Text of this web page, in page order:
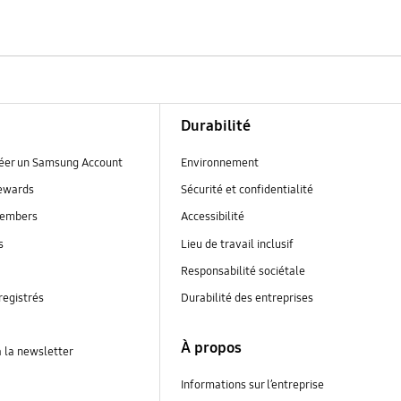
un Samsung Account
la newsletter
Durabilité
Environnement
Sécurité et confidentialité
Accessibilité
Lieu de travail inclusif
Responsabilité sociétale
Durabilité des entreprises
À propos
Informations sur l’entreprise